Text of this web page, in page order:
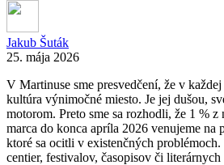
Jakub Šuták
25. mája 2026
V Martinuse sme presvedčení, že v
kultúra výnimočné miesto. Je jej dušou,
motorom. Preto sme sa rozhodli, že 1 % z
marca do konca apríla 2026 venujeme
ktoré sa ocitli v existenčných
centier, festivalov, časopisov či